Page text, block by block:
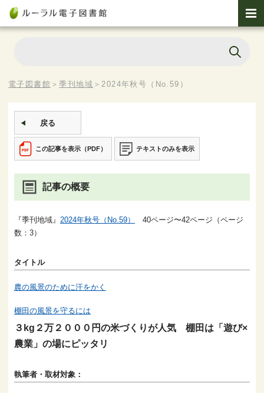
電子図書館 ＞季刊地域 ＞2024年秋号（No.59）
戻る
この記事を表示（PDF） テキストのみを表示
記事の概要
『季刊地域』 2024年秋号（No.59）
40ページ〜42ページ（ページ
数：3）
タイトル
農の風景のために汗をかく
棚田の風景を守るには
３kg２万２０００円の米づくりが人気 棚田は「遊び×
農業」の場にピッタリ
執筆者・取材対象：